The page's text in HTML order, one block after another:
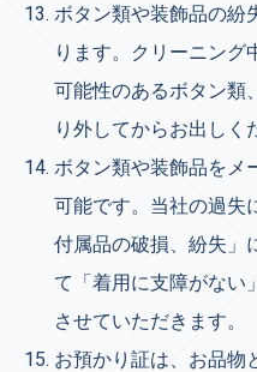
ボタン類や装飾品の紛
ります。クリーニング
可能性のあるボタン類
り外してからお出しく
ボタン類や装飾品をメ
可能です。当社の過失
付属品の破損、紛失」
て「着用に支障がない
させていただきます。
お預かり証は、お品物